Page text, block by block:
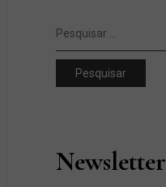
Pesquisar
Newsletter